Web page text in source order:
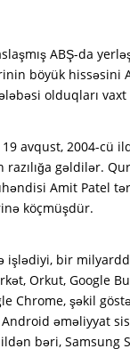
ABŞ-da
böyük
olduqları
avqust, 2004-
gəldilər.
Amit Patel
köçmüşdür.
bir
Orkut, Google
şəkil
əməliyyat
bəri, Samsung